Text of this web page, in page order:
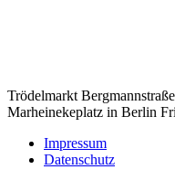
Trödelmarkt Bergmannstraße
Marheinekeplatz in Berlin
Impressum
Datenschutz